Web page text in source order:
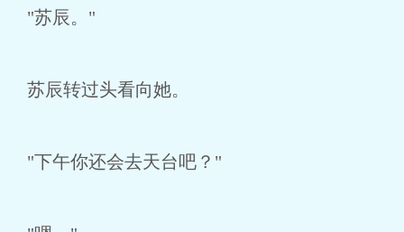
"苏辰。"
苏辰转过头看向她。
"下午你还会去天台吧？"